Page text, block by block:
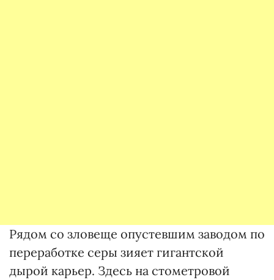
Рядом со зловеще опустевшим заводом по
переработке серы зияет гигантской
дырой карьер. Здесь на стометровой